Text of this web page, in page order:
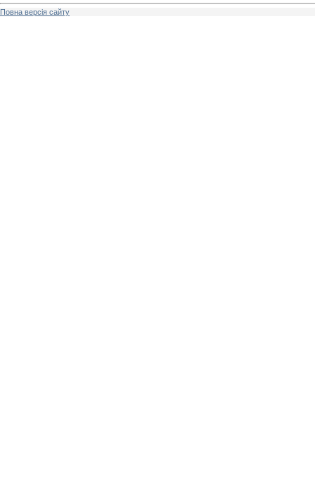
Повна версія сайту